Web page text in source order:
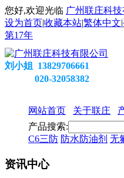
您好,欢迎光临 广州联庄科技
设为首页|收藏本站|繁体中文|
第17年
刘小姐 13829706661
020-32058382
网站首页 关于联庄
产品搜索:
C6三防 防水防油剂 无
资讯中心